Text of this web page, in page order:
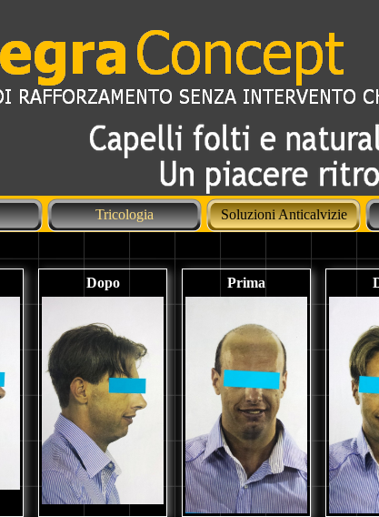
Tricologia Soluzioni Anticalvizie
Dopo Prima